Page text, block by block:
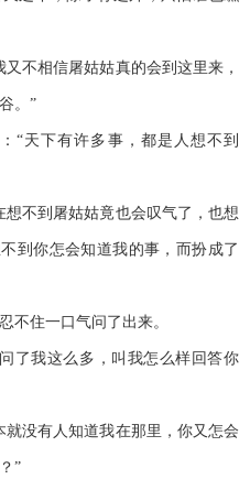
相信屠姑姑真的会到这里来，
。”
天下有许多事，都是人想不到
不到屠姑姑竟也会叹气了，也想
到你怎会知道我的事，而扮成了
住一口气问了出来。
我这么多，叫我怎么样回答你
没有人知道我在那里，你又怎会
”